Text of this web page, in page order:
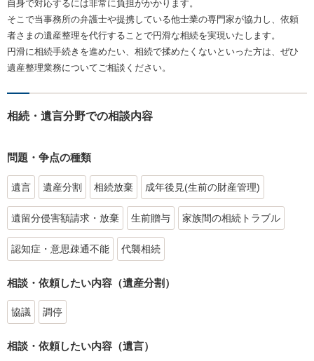
自身で対応するには非常に負担がかかります。
そこで当事務所の弁護士や提携している他士業の専門家が協力し、依頼
者さまの遺産整理を代行することで円滑な相続を実現いたします。
円滑に相続手続きを進めたい、相続で揉めたくないといった方は、ぜひ
遺産整理業務についてご相談ください。
相続・遺言分野での相談内容
問題・争点の種類
遺言 遺産分割 相続放棄 成年後見(生前の財産管理)
遺留分侵害額請求・放棄 生前贈与 家族間の相続トラブル
認知症・意思疎通不能 代襲相続
相談・依頼したい内容（遺産分割）
協議 調停
相談・依頼したい内容（遺言）